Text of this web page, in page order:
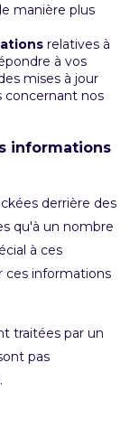
manière plus
relatives à
à vos
mises à jour
concernant nos
informations
derrière des
qu'à un nombre
à ces
ces informations
traitées par un
pas